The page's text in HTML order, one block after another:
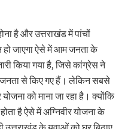
है और उत्तराखंड में पांचों
हो जाएगा ऐसे में आम जनता के
किया गया है, जिसे कांग्रेस ने
जनता से किए गए हैं। लेकिन सबसे
को माना जा रहा है। क्योंकि
है ऐसे में अग्निवीर योजना के